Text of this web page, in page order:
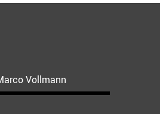
Vollmann